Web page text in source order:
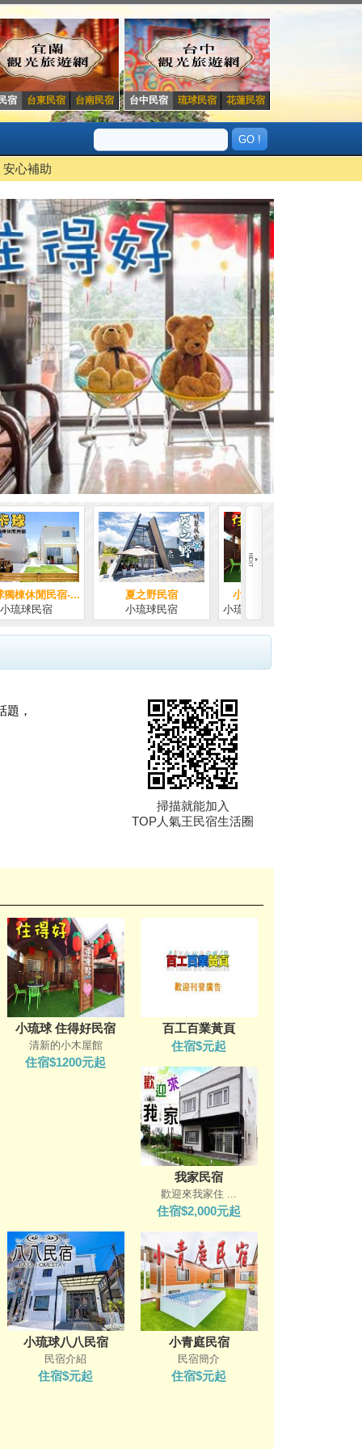
宿 台東民宿 台南民宿 台中民宿 琉球民宿 花蓮民宿
安心補助
宿
宿
小琉球 住得好民宿
小琉球民宿-住得好民...
掃描就能加入
TOP人氣王民宿生活圈
題，
小琉球 住得好民宿
清新的小木屋館
住宿$1200元起
百工百業黃頁
住宿$元起
我家民宿
歡迎來我家住 ...
住宿$2,000元起
小琉球八八民宿
民宿介紹
住宿$元起
小青庭民宿
民宿簡介
住宿$元起